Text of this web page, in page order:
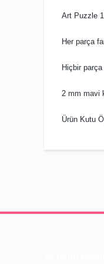
Art Puzzle
Her parça
Hiçbir
2 mm mavi
Ürün Kutu